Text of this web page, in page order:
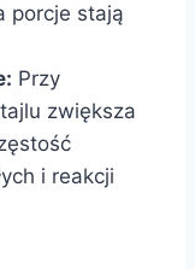
porcje stają
Przy
zwiększa
i reakcji